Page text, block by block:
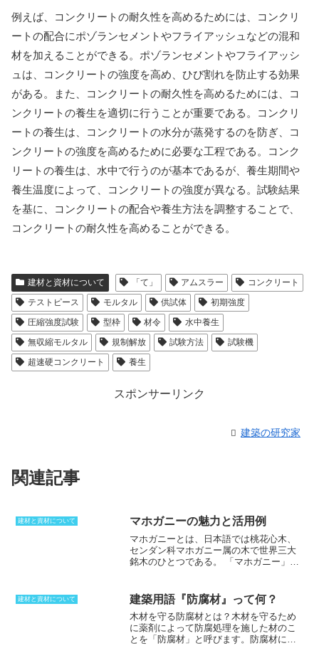
例えば、コンクリートの耐久性を高めるためには、コンクリ
ートの配合にポゾランセメントやフライアッシュなどの混和
材を加えることができる。ポゾランセメントやフライアッシ
ュは、コンクリートの強度を高め、ひび割れを防止する効果
がある。また、コンクリートの耐久性を高めるためには、コ
ンクリートの養生を適切に行うことが重要である。コンクリ
ートの養生は、コンクリートの水分が蒸発するのを防ぎ、コ
ンクリートの強度を高めるために必要な工程である。コンク
リートの養生は、水中で行うのが基本であるが、養生期間や
養生温度によって、コンクリートの強度が異なる。試験結果
を基に、コンクリートの配合や養生方法を調整することで、
コンクリートの耐久性を高めることができる。
建材と資材について 「て」 アムスラー
コンクリート
テストピース
モルタル 供試体
初期強度
圧縮強度試験
型枠 材令
水中養生
無収縮モルタル
規制解放 試験方法
試験機
超速硬コンクリート
養生
スポンサーリンク
建築の研究家
関連記事
建材と資材について マホガニーの魅力と活用例
マホガニーとは、日本語では桃花心木、
センダン科マホガニー属の木で世界三大
銘木のひとつである。
「マホガニー」と
である。「マホガニー」は高級木材とし
て世界的にも需要が高く、ヨーロッパの
宮殿やホテル、豪華客船の内装や家具、
日本では東京駅のステーションホテルの
内装などにも使用されている。「マホガ
建材と資材について 建築用語『防腐材』って何？
木材を守る防腐材とは？木材を守るため
に薬剤によって防腐処理を施した材のこ
とを 「防腐材」 と呼びます。防腐材に含